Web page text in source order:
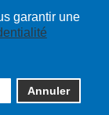
garantir une
Annuler
| site :